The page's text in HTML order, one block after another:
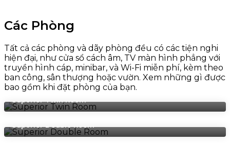
Các Phòng
Tất cả các phòng và dãy phòng đều có các tiện nghi
hiện đại, như cửa sổ cách âm, TV màn hình phẳng với
truyền hình cáp, minibar, và Wi-Fi miễn phí, kèm theo
ban công, sân thượng hoặc vườn. Xem những gì được
bao gồm khi đặt phòng của bạn.